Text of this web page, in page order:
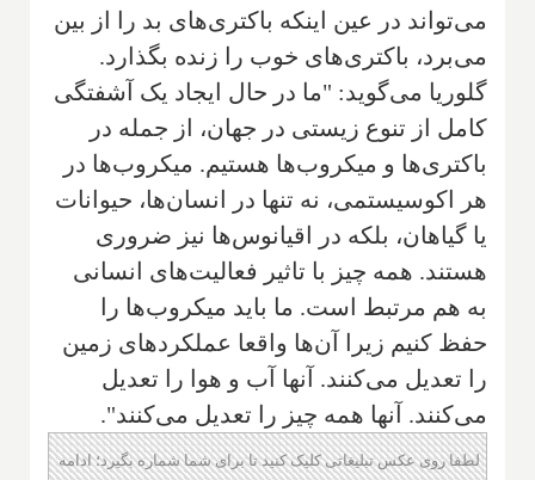
می‌تواند در عین اینکه باکتری‌های بد را از بین
می‌برد، باکتری‌های خوب را زنده بگذارد.
گلوریا می‌گوید: "ما در حال ایجاد یک آشفتگی
کامل از تنوع زیستی در جهان، از جمله در
باکتری‌ها و میکروب‌ها هستیم. میکروب‌ها در
هر اکوسیستمی، نه تنها در انسان‌ها، حیوانات
یا گیاهان، بلکه در اقیانوس‌ها نیز ضروری
هستند. همه چیز با تاثیر فعالیت‌های انسانی
به هم مرتبط است. ما باید میکروب‌ها را
حفظ کنیم زیرا آن‌ها واقعا عملکردهای زمین
را تعدیل می‌کنند. آنها آب و هوا را تعدیل
می‌کنند. آنها همه چیز را تعدیل می‌کنند".
لطفا روی عکس تبلیغاتی کلیک کنید تا برای شما شماره بگیرد؛ ادامه